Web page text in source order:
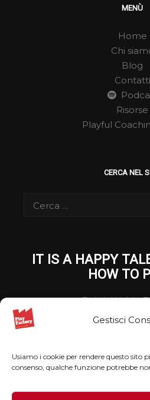
Gestisci
Usiamo i cookie per rendere questo sito
consenso, qualche funzione potrebbe
MENÙ
Home
Chi
Blog
Contatti
Risorse
Playful
CERCA NEL
IT IS A HAPPY
HOW TO
Ralph Waldo
Cookie